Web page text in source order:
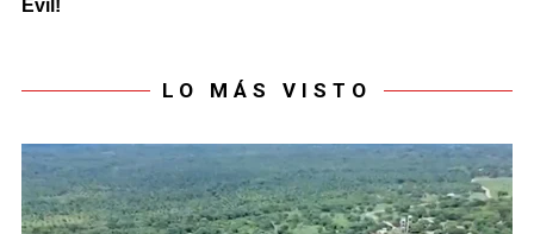
LO MÁS VISTO